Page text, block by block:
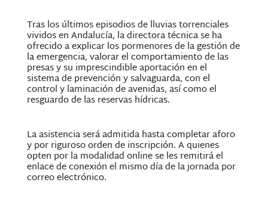
Tras los últimos episodios de lluvias torrenciales
vividos en Andalucía, la directora técnica se ha
ofrecido a explicar los pormenores de la gestión de
la emergencia, valorar el comportamiento de las
presas y su imprescindible aportación en el
sistema de prevención y salvaguarda, con el
control y laminación de avenidas, así como el
resguardo de las reservas hídricas.
La asistencia será admitida hasta completar aforo
y por riguroso orden de inscripción. A quienes
opten por la modalidad online se les remitirá el
enlace de conexión el mismo día de la jornada por
correo electrónico.